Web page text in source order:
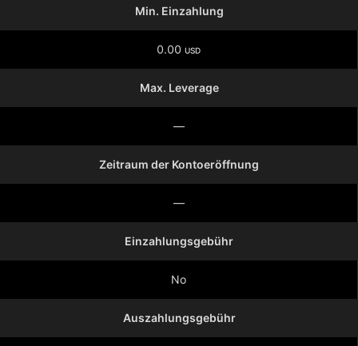
Min. Einzahlung
0.00 USD
Max. Leverage
—
Zeitraum der Kontoeröffnung
—
Einzahlungsgebühr
No
Auszahlungsgebühr